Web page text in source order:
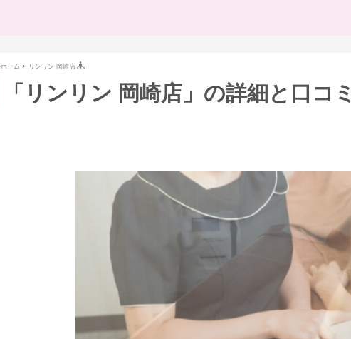
ホーム リンリン 岡崎店
「リンリン 岡崎店」の詳細と口コミ